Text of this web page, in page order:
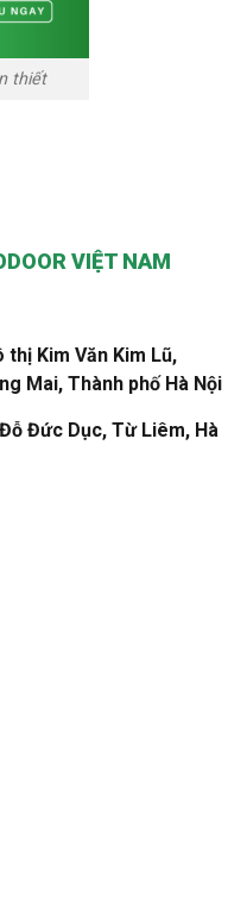
thiết
VIỆT NAM
thị Kim Văn Kim Lũ,
Mai, Thành phố Hà Nội
Đức Dục, Từ Liêm, Hà